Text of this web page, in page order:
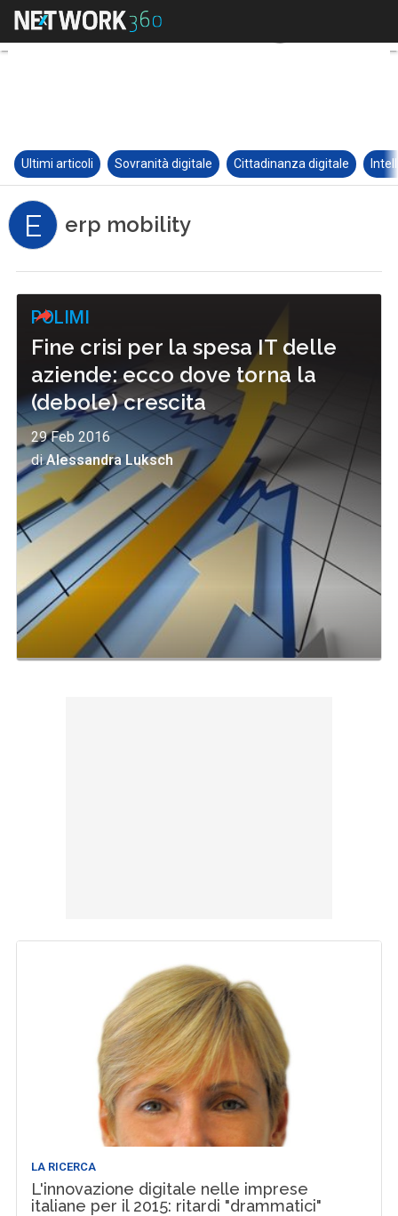
Ultimi articoli Sovranità digitale Cittadinanza digitale
E erp mobility
POLIMI
Fine crisi per la spesa IT delle
aziende: ecco dove torna la
(debole) crescita
29 Feb 2016
diAlessandra Luksch
LA RICERCA
L'innovazione digitale nelle imprese
italiane per il 2015: ritardi "drammatici"